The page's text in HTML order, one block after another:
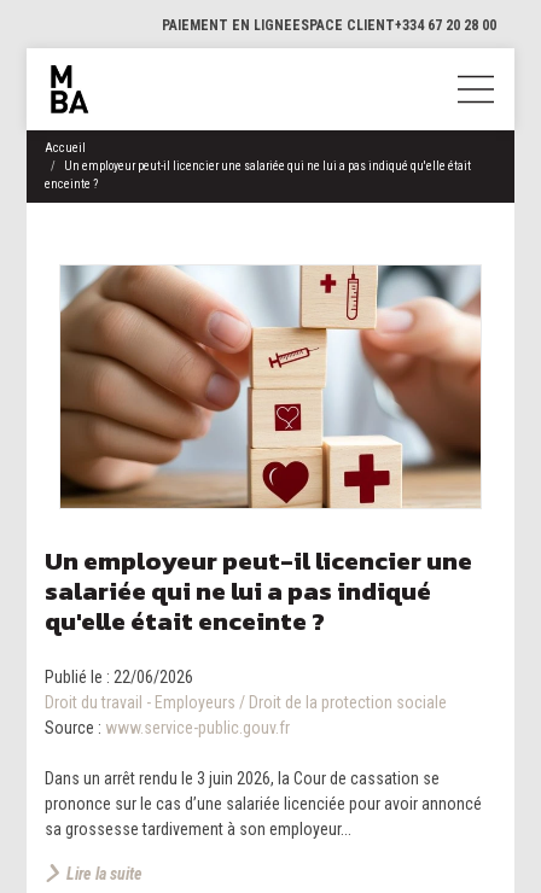
PAIEMENT EN LIGNEESPACE CLIENT+334 67 20 28 00
Accueil
Un employeur peut-il licencier une salariée qui ne lui a pas indiqué qu'elle était
enceinte ?
Un employeur peut-il licencier une
salariée qui ne lui a pas indiqué
qu'elle était enceinte ?
Publié le : 22/06/2026
Droit du travail - Employeurs / Droit de la protection sociale
Source : www.service-public.gouv.fr
Dans un arrêt rendu le 3 juin 2026, la Cour de cassation se
prononce sur le cas d’une salariée licenciée pour avoir annoncé
sa grossesse tardivement à son employeur...
Lire la suite